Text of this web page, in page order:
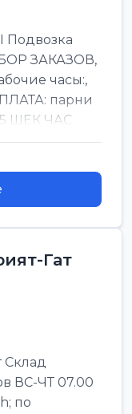
ЗАКАЗОВ,
часы:,
парни
ШЕК ЧАС
Гат
Склад
ВС-ЧТ 07.00
по